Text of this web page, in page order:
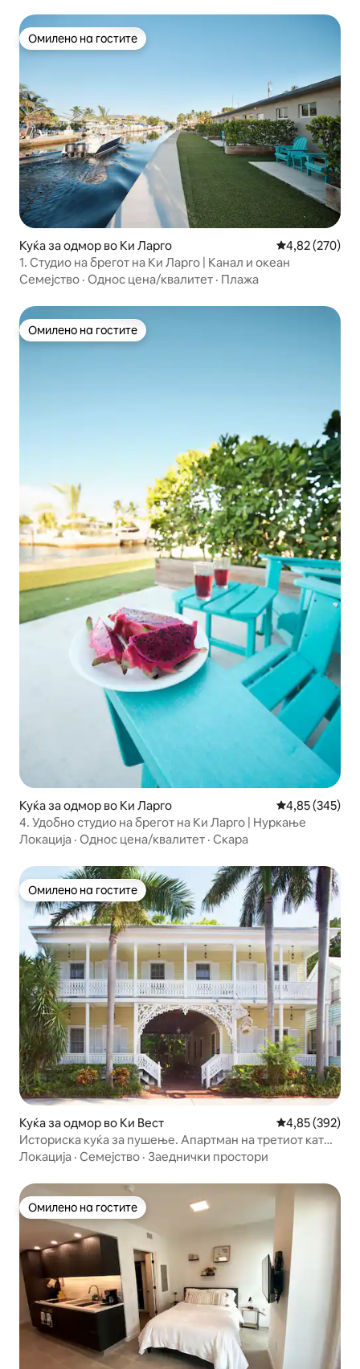
Омилено на гостите
Омилено на гостите
Куќа за одмор во Ки Ларго Просечна
4,82 (270)
1. Студио на брегот на Ки Ларго | Канал и океан
Семејство · Однос цена/квалитет · Плажа
Омилено на гостите
Омилено на гостите
Куќа за одмор во Ки Ларго Просечна
4,85 (345)
4. Удобно студио на брегот на Ки Ларго | Нуркање
Локација · Однос цена/квалитет · Скара
Омилено на гостите
Омилено на гостите
Куќа за одмор во Ки Вест Просечна
4,85 (392)
Историска куќа за пушење. Апартман на третиот кат
W/Кујна
Локација · Семејство · Заеднички простори
Омилено на гостите
Омилено на гостите